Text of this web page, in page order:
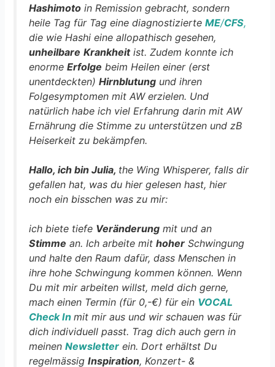
Hashimoto in Remission gebracht, sondern
heile Tag für Tag eine diagnostizierteME/CFS,
die wie Hashi eine allopathisch gesehen,
unheilbare Krankheitist. Zudem konnte ich
enormeErfolge beim Heilen einer (erst
unentdeckten)Hirnblutung und ihren
Folgesymptomen mit AW erzielen. Und
natürlich habe ich viel Erfahrung darin mit AW
Ernährung die Stimme zu unterstützen und zB
Heiserkeit zu bekämpfen.
Hallo, ich bin Julia, the Wing Whisperer, falls dir
gefallen hat, was du hier gelesen hast, hier
noch ein bisschen was zu mir:
ich biete tiefe Veränderung mit und an
Stimme an. Ich arbeite mithoher Schwingung
und halte den Raum dafür, dass Menschen in
ihre hohe Schwingung kommen können. Wenn
Du mit mir arbeiten willst, meld dich gerne,
mach einen Termin (für 0,-€) für ein VOCAL
Check Inmit mir aus und wir schauen was für
dich individuell passt. Trag dich auch gern in
meinenNewsletter ein. Dort erhältst Du
regelmässigInspiration, Konzert- &